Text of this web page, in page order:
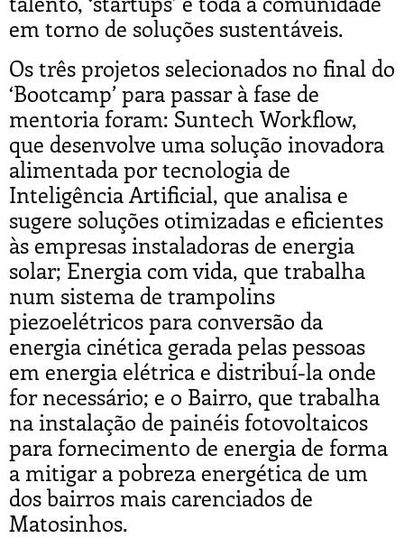
em torno de soluções sustentáveis.
Os três projetos selecionados no final do
‘Bootcamp’ para passar à fase de
mentoria foram: Suntech Workflow,
que desenvolve uma solução inovadora
alimentada por tecnologia de
Inteligência Artificial, que analisa e
sugere soluções otimizadas e eficientes
às empresas instaladoras de energia
solar; Energia com vida, que trabalha
num sistema de trampolins
piezoelétricos para conversão da
energia cinética gerada pelas pessoas
em energia elétrica e distribuí-la onde
for necessário; e o Bairro, que trabalha
na instalação de painéis fotovoltaicos
para fornecimento de energia de forma
a mitigar a pobreza energética de um
dos bairros mais carenciados de
Matosinhos.